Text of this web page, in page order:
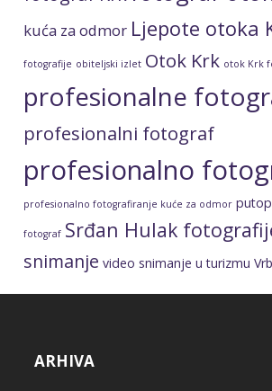
kuća za odmor Ljepote otoka
fotografije obiteljski izlet Otok Krk otok Krk
profesionalne
profesionalni fotograf
profesionalno
profesionalno fotografiranje kuće za odmor
fotograf Srđan Hulak
snimanje video snimanje u turizmu
ARHIVA